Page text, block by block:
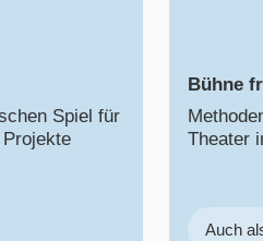
Spiel für
Bühne
Theater
Auch